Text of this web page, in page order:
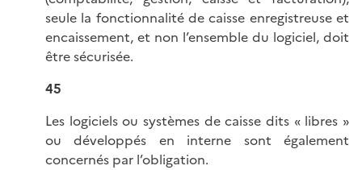
seule la fonctionnalité de caisse enregistreuse et
encaissement, et non l’ensemble du logiciel, doit
être sécurisée.
45
Les logiciels ou systèmes de caisse dits « libres »
ou développés en interne sont également
concernés par l’obligation.